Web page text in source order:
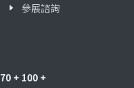
參展諮詢
70 + 100 +